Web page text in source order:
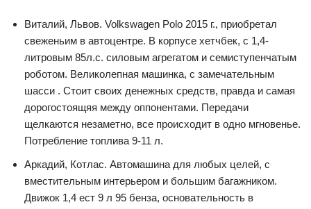
Виталий, Львов. Volkswagen Polo 2015 г., приобретал
свеженьим в автоцентре. В корпусе хетчбек, с 1,4-
литровым 85л.с. силовым агрегатом и семиступенчатым
роботом. Великолепная машинка, с замечательным
шасси . Стоит своих денежных средств, правда и самая
дорогостоящяя между оппонентами. Передачи
щелкаются незаметно, все происходит в одно мгновенье.
Потребление топлива 9-11 л.
Аркадий, Котлас. Автомашина для любых целей, с
вместительным интерьером и большим багажником.
Движок 1,4 ест 9 л 95 бенза, основательность в